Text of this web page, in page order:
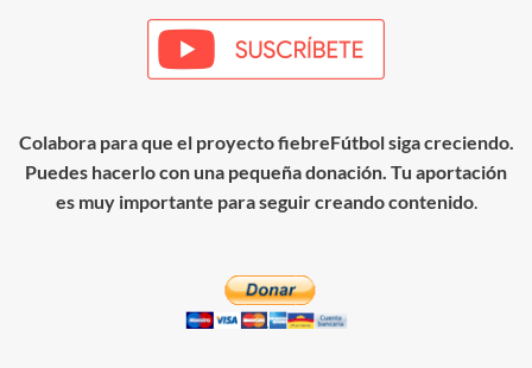
Colabora para que el proyecto fiebreFútbol siga creciendo.
Puedes hacerlo con una pequeña donación. Tu aportación
es muy importante para seguir creando contenido.